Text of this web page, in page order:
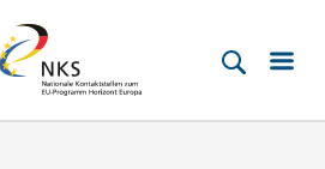
Horizont
Europa